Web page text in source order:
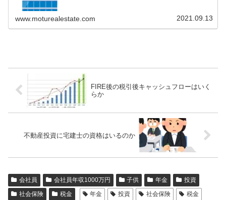
www.moturealestate.com 2021.09.13
FIRE後の税引後キャッシュフローはいく
らか
不動産投資に宅建士の資格はいるのか
会社員 会社員年収1000万円 子供 年金
投資
社会保険
税金 年金 投資 社会保険 税金